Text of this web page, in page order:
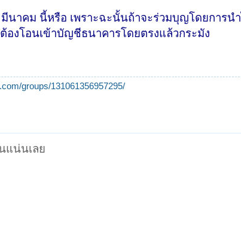
าคม นี้หรือ เพราะฉะนั้นถ้าจะร่วมบุญโดยการน
งโอนเข้าบัญชีธนาคารโดยตรงแล้วกระมัง
groups/131061356957295/
แน่นเลย